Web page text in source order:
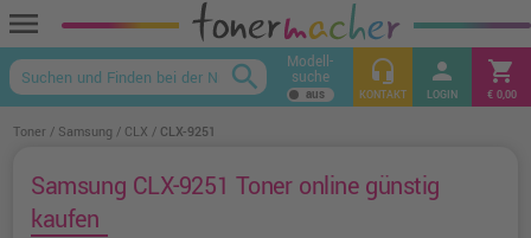
menu
keyboard_arrow_up
search Modell-
suche headset_mic
KONTAKT
person
LOGIN
shopping_cart
€ 0,00
Toner Samsung CLX CLX-9251
Samsung CLX-9251 Toner online günstig
kaufen